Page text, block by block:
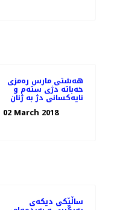
هەشتی مارس رەمزی
خەباتە دژی ستەم و
نایەکسانی دژ بە ژنان
02 March 2018
ساڵێکی دیکەی